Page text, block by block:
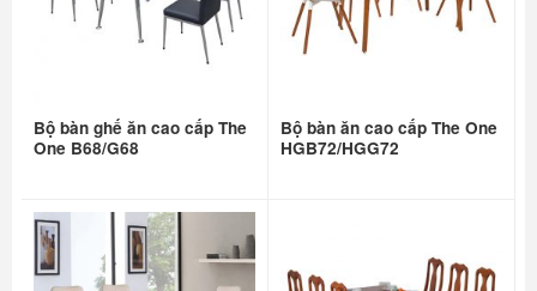
Bộ bàn ghế ăn cao cấp The
One B68/G68
Bộ bàn ăn cao cấp The One
HGB72/HGG72